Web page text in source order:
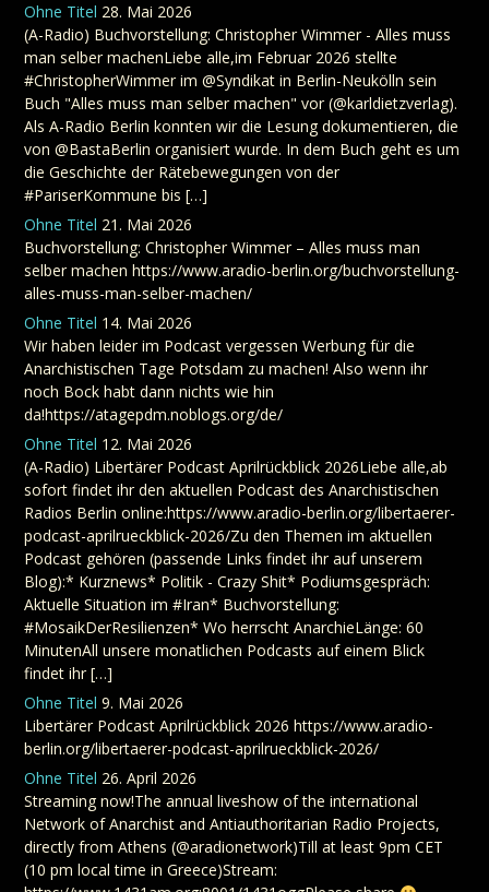
Ohne Titel 28. Mai 2026
(A-Radio) Buchvorstellung: Christopher Wimmer - Alles muss
man selber machenLiebe alle,im Februar 2026 stellte
#ChristopherWimmer im @Syndikat in Berlin-Neukölln sein
Buch "Alles muss man selber machen" vor (@karldietzverlag).
Als A-Radio Berlin konnten wir die Lesung dokumentieren, die
von @BastaBerlin organisiert wurde. In dem Buch geht es um
die Geschichte der Rätebewegungen von der
#PariserKommune bis […]
Ohne Titel 21. Mai 2026
Buchvorstellung: Christopher Wimmer – Alles muss man
selber machen https://www.aradio-berlin.org/buchvorstellung-
alles-muss-man-selber-machen/
Ohne Titel 14. Mai 2026
Wir haben leider im Podcast vergessen Werbung für die
Anarchistischen Tage Potsdam zu machen! Also wenn ihr
noch Bock habt dann nichts wie hin
da!https://atagepdm.noblogs.org/de/
Ohne Titel 12. Mai 2026
(A-Radio) Libertärer Podcast Aprilrückblick 2026Liebe alle,ab
sofort findet ihr den aktuellen Podcast des Anarchistischen
Radios Berlin online:https://www.aradio-berlin.org/libertaerer-
podcast-aprilrueckblick-2026/Zu den Themen im aktuellen
Podcast gehören (passende Links findet ihr auf unserem
Blog):* Kurznews* Politik - Crazy Shit* Podiumsgespräch:
Aktuelle Situation im #Iran* Buchvorstellung:
#MosaikDerResilienzen* Wo herrscht AnarchieLänge: 60
MinutenAll unsere monatlichen Podcasts auf einem Blick
findet ihr […]
Ohne Titel 9. Mai 2026
Libertärer Podcast Aprilrückblick 2026 https://www.aradio-
berlin.org/libertaerer-podcast-aprilrueckblick-2026/
Ohne Titel 26. April 2026
Streaming now!The annual liveshow of the international
Network of Anarchist and Antiauthoritarian Radio Projects,
directly from Athens (@aradionetwork)Till at least 9pm CET
(10 pm local time in Greece)Stream: